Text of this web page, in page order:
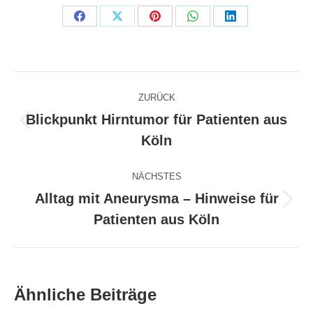
Share
Share
Share
Share
Share
Kommentarnavigation
ZURÜCK
Beitrag:
Blickpunkt Hirntumor für Patienten aus
Köln
NÄCHSTES
Beitrag:
Alltag mit Aneurysma – Hinweise für
Patienten aus Köln
Ähnliche Beiträge